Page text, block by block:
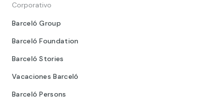
Corporativo
Barceló Group
Barceló Foundation
Barceló Stories
Vacaciones Barceló
Barceló Persons